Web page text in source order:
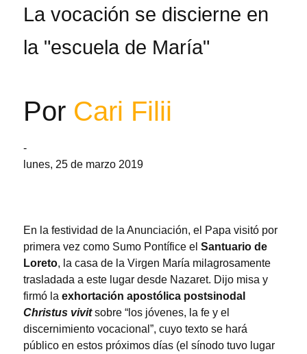
La vocación se discierne en
la "escuela de María"
Por Cari Filii
-
lunes, 25 de marzo 2019
En la festividad de la Anunciación, el Papa visitó por
primera vez como Sumo Pontífice el Santuario de
Loreto, la casa de la Virgen María milagrosamente
trasladada a este lugar desde Nazaret. Dijo misa y
firmó la exhortación apostólica postsinodal
Christus vivitsobre “los jóvenes, la fe y el
discernimiento vocacional”, cuyo texto se hará
público en estos próximos días (el sínodo tuvo lugar